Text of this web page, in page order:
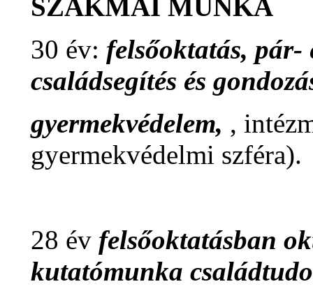
SZAKMAI MUNKA
30 év: felsőoktatás, pár-
családsegítés és
gyermekvédelem, ,
gyermekvédelmi szféra).
28 év felsőoktatásban
kutatómunka